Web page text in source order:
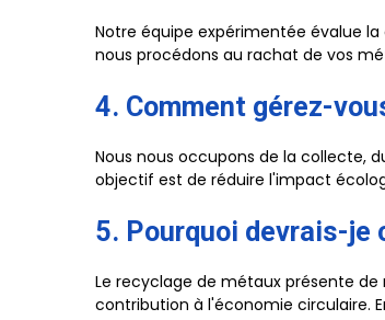
Notre équipe expérimentée évalue
nous procédons au rachat de vos
4. Comment gérez-
Nous nous occupons de la collecte,
objectif est de réduire l'impact
5. Pourquoi devrais-je
Le recyclage de métaux présente
contribution à l'économie circulaire.